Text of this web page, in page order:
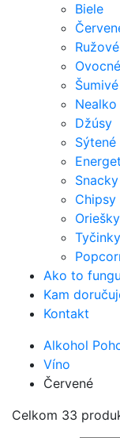
Biele
Ružové
Ovocné
Šumivé
Nealko
Džúsy
Snacky
Chipsy
Oriešky
Tyčinky
Ako to
Kam
Kontakt
Alkohol
Víno
Červené
Celkom 33